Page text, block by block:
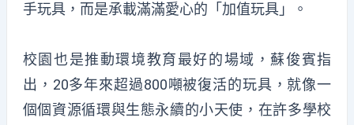
手玩具，而是承載滿滿愛心的「加值玩具」。
校園也是推動環境教育最好的場域，蘇俊賓指
出，20多年來超過800噸被復活的玩具，就像一
個個資源循環與生態永續的小天使，在許多學校